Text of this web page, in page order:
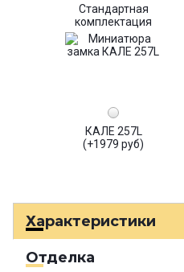
Стандартная
комплектация
КАЛЕ 257L
(+1979 руб)
Характеристики
Отделка